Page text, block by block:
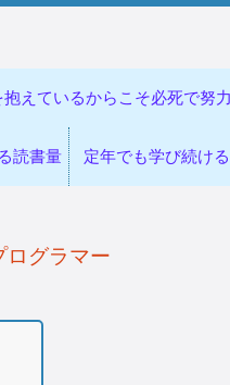
抱えているからこそ必死で努
読書量 定年でも学び続け
プログラマー